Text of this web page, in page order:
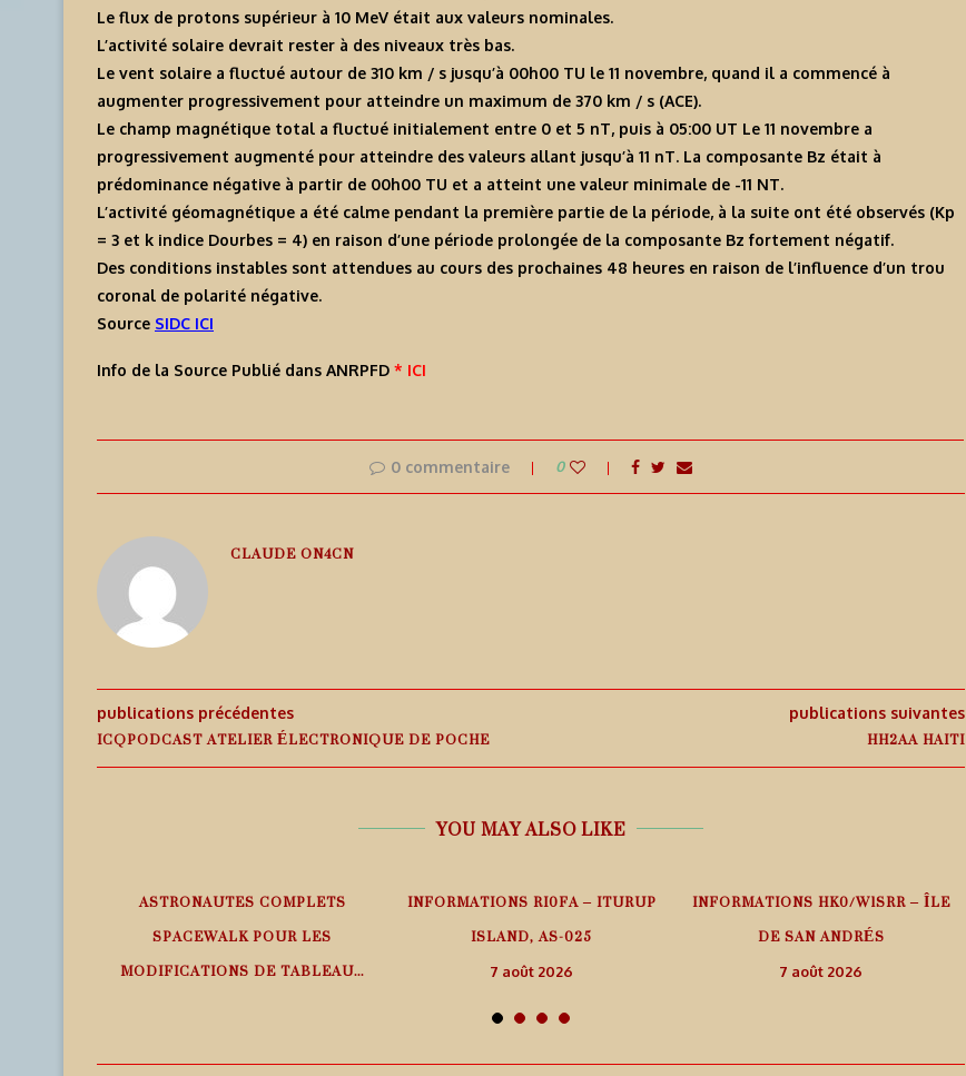
Le flux de protons supérieur à 10 MeV était aux valeurs nominales.
L’activité solaire devrait rester à des niveaux très bas.
Le vent solaire a fluctué autour de 310 km / s jusqu’à 00h00 TU le 11 novembre, quand il a commencé à
augmenter progressivement pour atteindre un maximum de 370 km / s (ACE).
Le champ magnétique total a fluctué initialement entre 0 et 5 nT, puis à 05:00 UT Le 11 novembre a
progressivement augmenté pour atteindre des valeurs allant jusqu’à 11 nT. La composante Bz était à
prédominance négative à partir de 00h00 TU et a atteint une valeur minimale de -11 NT.
L’activité géomagnétique a été calme pendant la première partie de la période, à la suite ont été observés (Kp
= 3 et k indice Dourbes = 4) en raison d’une période prolongée de la composante Bz fortement négatif.
Des conditions instables sont attendues au cours des prochaines 48 heures en raison de l’influence d’un trou
coronal de polarité négative.
Source SIDC ICI
Info de la Source Publié dans ANRPFD * ICI
0 commentaire 0
CLAUDE ON4CN
publications précédentes
ICQPODCAST ATELIER ÉLECTRONIQUE DE POCHE
publications suivantes
HH2AA HAITI
YOU MAY ALSO LIKE
ASTRONAUTES COMPLETS
SPACEWALK POUR LES
MODIFICATIONS DE TABLEAU...
INFORMATIONS RI0FA – ITURUP
ISLAND, AS-025
7 août 2026
INFORMATIONS HK0/W1SRR – ÎLE
DE SAN ANDRÉS
7 août 2026